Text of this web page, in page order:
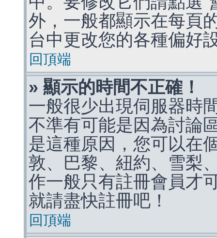
外，一般都顯示在每頁
台中更改您的各種偏好
回頂端
» 顯示的時間不正確！
一般很少出現伺服器時
不準有可能是因為討論
是這種原因，您可以在
敦、巴黎、紐約、雪梨
作一般只有註冊會員才
就請盡快註冊吧！
回頂端